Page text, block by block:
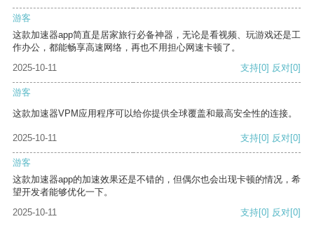
游客
这款加速器app简直是居家旅行必备神器，无论是看视频、玩游戏还是工
作办公，都能畅享高速网络，再也不用担心网速卡顿了。
2025-10-11
支持[0] 反对[0]
游客
这款加速器VPM应用程序可以给你提供全球覆盖和最高安全性的连接。
2025-10-11 支持[0] 反对[0]
游客
这款加速器app的加速效果还是不错的，但偶尔也会出现卡顿的情况，希
望开发者能够优化一下。
2025-10-11
支持[0] 反对[0]